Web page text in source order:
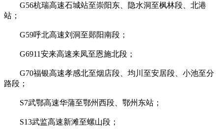
G56杭瑞高速石城站至崇阳东、隐水洞至枫林段、北港
站；
G59呼北高速刘洞至郧阳南段；
G6911安来高速来凤至恩施北段；
G70福银高速孝感北至烟店段、均川至安居段、小池至分
路段；
S7武鄂高速华蒲至鄂州西段、鄂州东站；
S13武监高速新滩至螺山段；